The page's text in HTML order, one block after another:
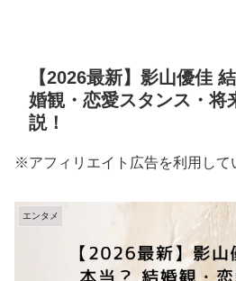
【2026最新】影山優佳
婚観・恋愛スタンス・将
説！
※アフィリエイト広告を利用して
エンタメ